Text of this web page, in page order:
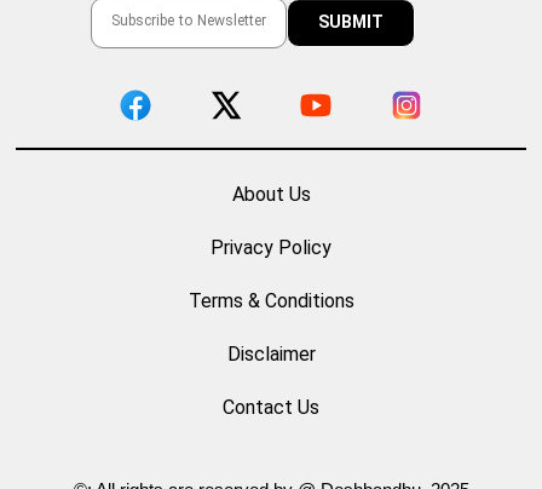
About Us
Privacy Policy
Terms & Conditions
Disclaimer
Contact Us